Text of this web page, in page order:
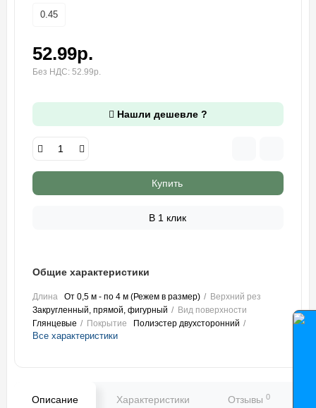
0.45
52.99р.
Без НДС: 52.99р.
Нашли дешевле ?
Купить
В 1 клик
Общие характеристики
Длина От 0,5 м - по 4 м (Режем в размер)
Верхний рез
Закругленный, прямой, фигурный
Вид поверхности
Глянцевые
Покрытие Полиэстер двухсторонний
Все характеристики
Описание Характеристики Отзывы 0